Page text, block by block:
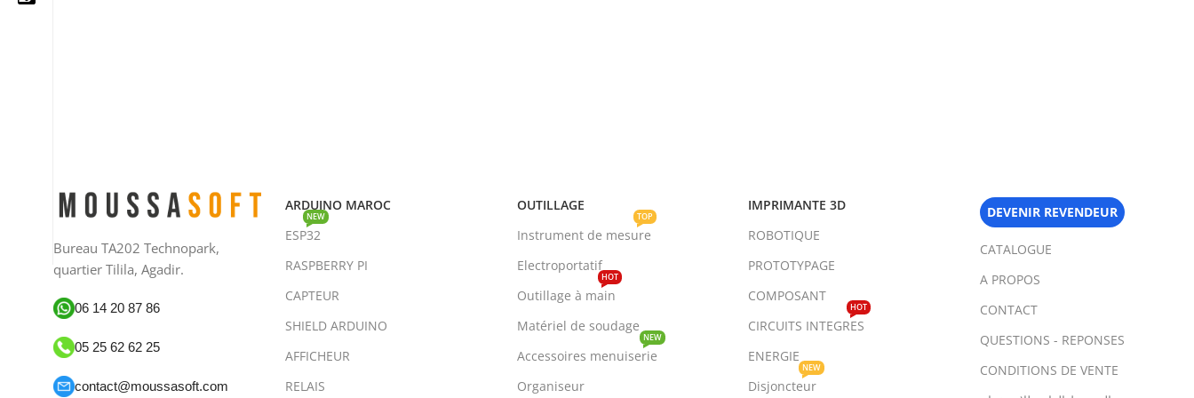
moussasoft.diy
Bureau TA202 Technopark,
quartier Tilila, Agadir.
06 14 20 87 86
05 25 62 62 25
contact@moussasoft.com
ARDUINO MAROC
ESP32
NEW
RASPBERRY PI
CAPTEUR
SHIELD ARDUINO
AFFICHEUR
RELAIS
OUTILLAGE
Instrument de mesure
TOP
Electroportatif
Outillage à main
HOT
Matériel de soudage
Accessoires menuiserie
NEW
Organiseur
IMPRIMANTE 3D
ROBOTIQUE
PROTOTYPAGE
COMPOSANT
CIRCUITS INTEGRES
HOT
ENERGIE
Disjoncteur
NEW
DEVENIR REVENDEUR
CATALOGUE
A PROPOS
CONTACT
QUESTIONS - REPONSES
CONDITIONS DE VENTE